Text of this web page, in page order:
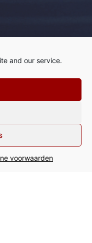
and our service.
voorwaarden